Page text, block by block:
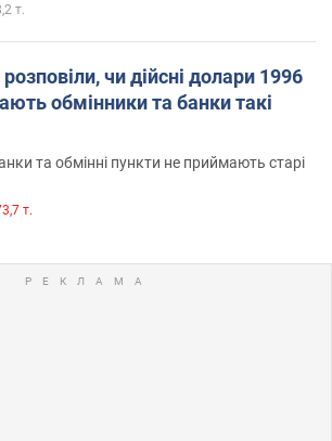
т.
чи дійсні долари 1996
обмінники та банки такі
та обмінні пункти не приймають старі
т.